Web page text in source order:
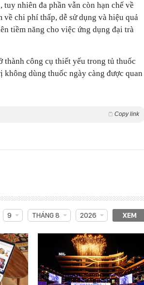
nhiên đa phần vẫn còn hạn chế về
chi phí thấp, dễ sử dụng và hiệu quả
tiềm năng cho việc ứng dụng đại trà
thành công cụ thiết yếu trong tủ thuốc
dùng thuốc ngày càng được quan
Copy link
9 THÁNG 8 2026 XEM